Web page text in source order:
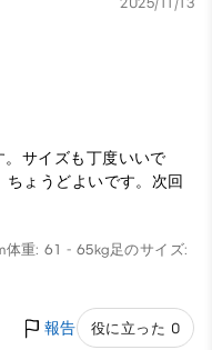
サイズも丁度いいで
ょうどよいです。次回
体重: 61 - 65kg足のサイズ:
報告 役に立った 0